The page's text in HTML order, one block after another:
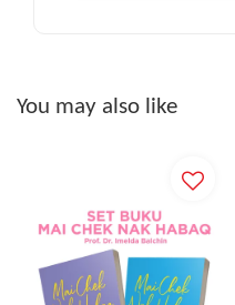
You may also like